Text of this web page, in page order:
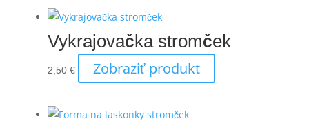
Vykrajovačka stromček
2,50 € Zobraziť produkt